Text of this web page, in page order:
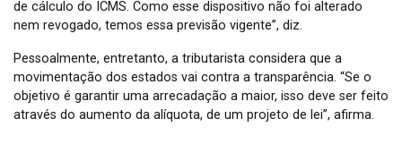
de cálculo do ICMS. Como esse dispositivo não foi alterado
nem revogado, temos essa previsão vigente”, diz.
Pessoalmente, entretanto, a tributarista considera que a
movimentação dos estados vai contra a transparência. “Se o
objetivo é garantir uma arrecadação a maior, isso deve ser feito
através do aumento da alíquota, de um projeto de lei”, afirma.